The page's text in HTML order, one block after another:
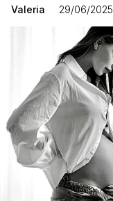
Valeria 29/06/2025